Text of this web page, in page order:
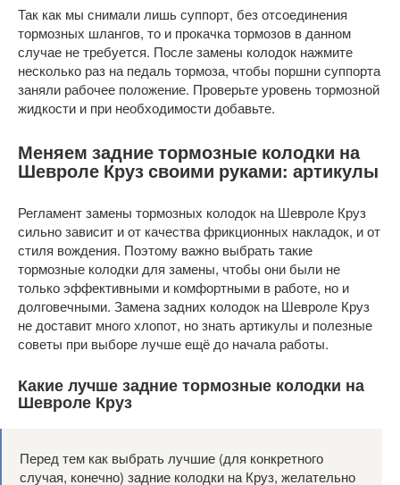
Так как мы снимали лишь суппорт, без отсоединения
тормозных шлангов, то и прокачка тормозов в данном
случае не требуется. После замены колодок нажмите
несколько раз на педаль тормоза, чтобы поршни суппорта
заняли рабочее положение. Проверьте уровень тормозной
жидкости и при необходимости добавьте.
Меняем задние тормозные колодки на
Шевроле Круз своими руками: артикулы
Регламент замены тормозных колодок на Шевроле Круз
сильно зависит и от качества фрикционных накладок, и от
стиля вождения. Поэтому важно выбрать такие
тормозные колодки для замены, чтобы они были не
только эффективными и комфортными в работе, но и
долговечными. Замена задних колодок на Шевроле Круз
не доставит много хлопот, но знать артикулы и полезные
советы при выборе лучше ещё до начала работы.
Какие лучше задние тормозные колодки на
Шевроле Круз
Перед тем как выбрать лучшие (для конкретного
случая, конечно) задние колодки на Круз, желательно